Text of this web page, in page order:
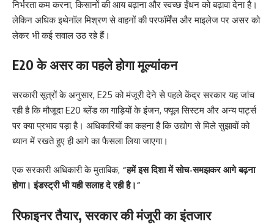
निर्भरता कम करना, किसानों की आय बढ़ाना और स्वच्छ ईंधन को बढ़ावा देना है।
लेकिन अधिक इथेनॉल मिश्रण से वाहनों की परफॉर्मेंस और माइलेज पर असर को
लेकर भी कई सवाल उठ रहे हैं।
E20 के असर का पहले होगा मूल्यांकन
सरकारी सूत्रों के अनुसार, E25 को मंजूरी देने से पहले केंद्र सरकार यह जांच
रही है कि मौजूदा E20 ब्लेंड का गाड़ियों के इंजन, फ्यूल सिस्टम और अन्य पार्ट्स
पर क्या प्रभाव पड़ा है। अधिकारियों का कहना है कि उद्योग से मिले सुझावों को
ध्यान में रखते हुए ही आगे का फैसला लिया जाएगा।
एक सरकारी अधिकारी के मुताबिक, “हमें इस दिशा में सोच-समझकर आगे बढ़ना
होगा। इंडस्ट्री भी यही सलाह दे रही है।”
रिफाइनर तैयार, सरकार की मंजूरी का इंतजार